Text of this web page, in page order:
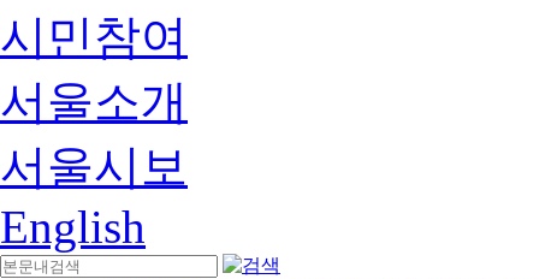
시민참여
서울소개
서울시보
English